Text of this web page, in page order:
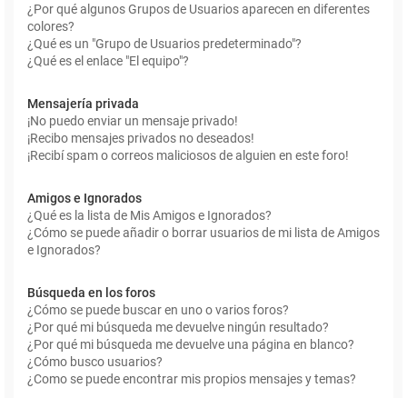
¿Por qué algunos Grupos de Usuarios aparecen en diferentes
colores?
¿Qué es un "Grupo de Usuarios predeterminado"?
¿Qué es el enlace "El equipo"?
Mensajería privada
¡No puedo enviar un mensaje privado!
¡Recibo mensajes privados no deseados!
¡Recibí spam o correos maliciosos de alguien en este foro!
Amigos e Ignorados
¿Qué es la lista de Mis Amigos e Ignorados?
¿Cómo se puede añadir o borrar usuarios de mi lista de Amigos
e Ignorados?
Búsqueda en los foros
¿Cómo se puede buscar en uno o varios foros?
¿Por qué mi búsqueda me devuelve ningún resultado?
¿Por qué mi búsqueda me devuelve una página en blanco?
¿Cómo busco usuarios?
¿Como se puede encontrar mis propios mensajes y temas?